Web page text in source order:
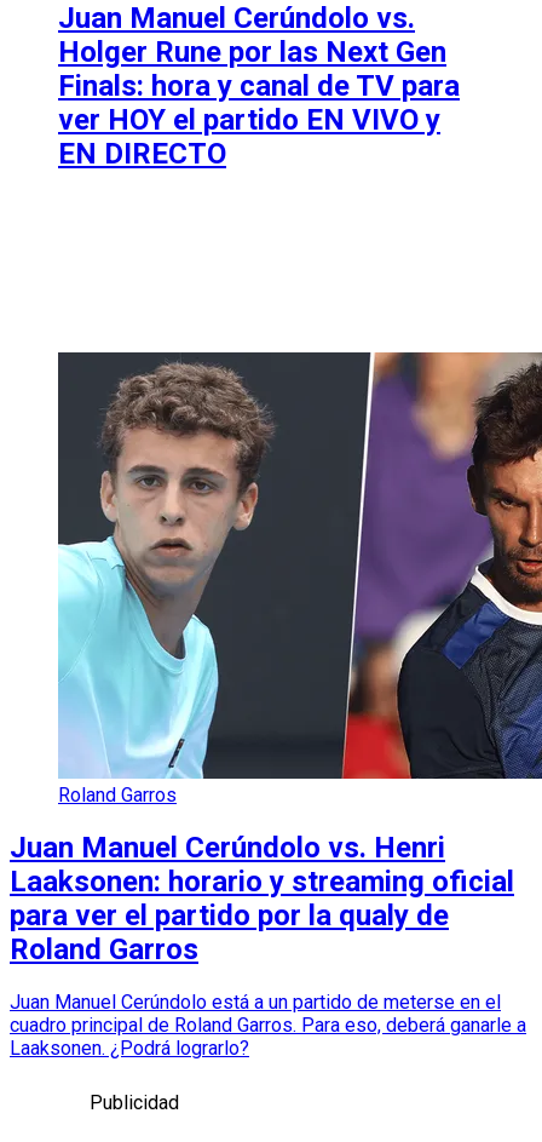
Juan Manuel Cerúndolo vs.
Holger Rune por las Next Gen
Finals: hora y canal de TV para
ver HOY el partido EN VIVO y
EN DIRECTO
Roland Garros
Juan Manuel Cerúndolo vs. Henri
Laaksonen: horario y streaming oficial
para ver el partido por la qualy de
Roland Garros
Juan Manuel Cerúndolo está a un partido de meterse en el
cuadro principal de Roland Garros. Para eso, deberá ganarle a
Laaksonen. ¿Podrá lograrlo?
Publicidad